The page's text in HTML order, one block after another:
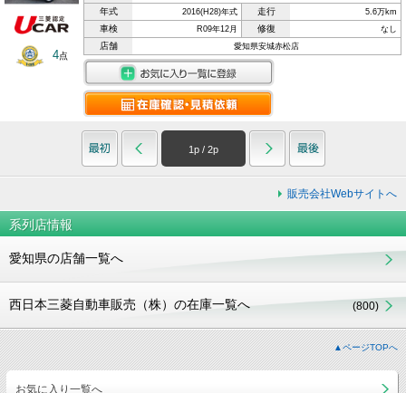
4点
年式 2016(H28)年式 走行 5.6万km
車検 R09年12月 修復 なし
店舗 愛知県安城赤松店
1p / 2p
販売会社Webサイトへ
系列店情報
愛知県の店舗一覧へ
西日本三菱自動車販売（株）の在庫一覧へ (800)
▲ページTOPへ
お気に入り一覧へ